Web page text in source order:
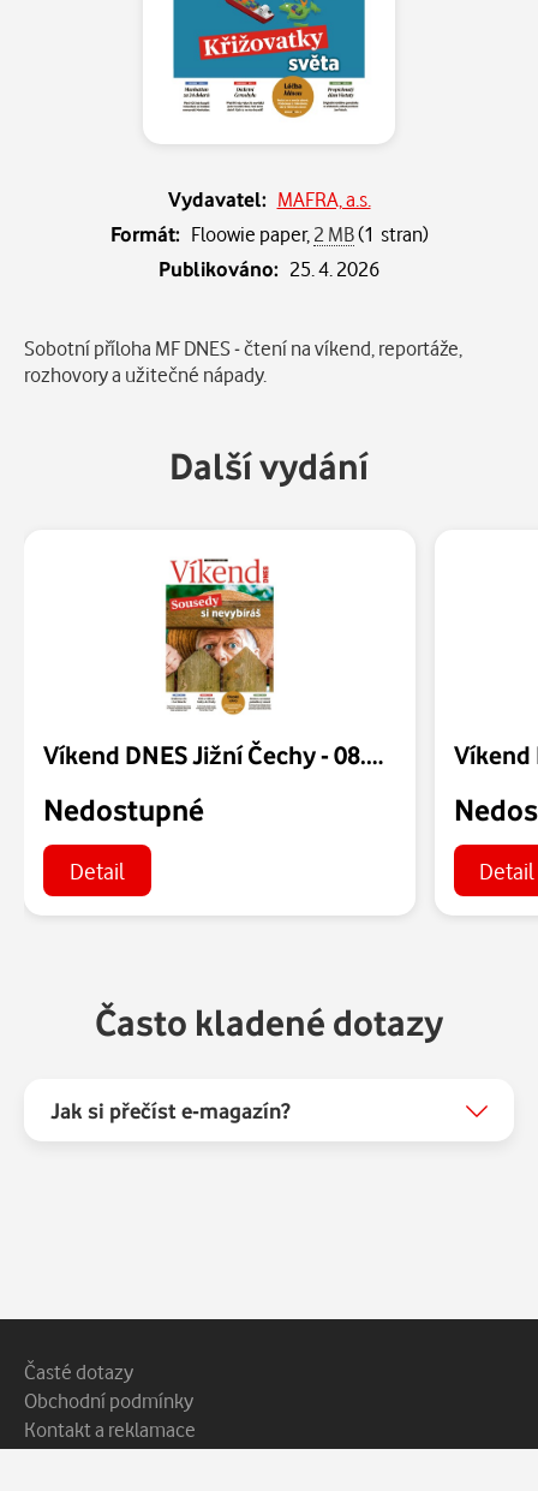
Vydavatel: MAFRA, a.s.
Formát: Floowie paper, 2 MB(1 stran)
Publikováno: 25. 4. 2026
Popis
Sobotní příloha MF DNES - čtení na víkend, reportáže,
rozhovory a užitečné nápady.
Další vydání
Víkend DNES Jižní Čechy - 08.08.2026
Nedostupné
Detail Detail
Často kladené dotazy
Jak si přečíst e-magazín?
Patička webu
Vedlejší navigace
Časté dotazy
Obchodní podmínky
Kontakt a reklamace